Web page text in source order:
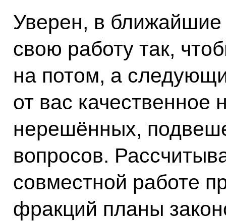
Уверен, в
свою работу так,
на потом, а
от вас качественное
нерешённых,
вопросов.
совместной работе
фракций планы